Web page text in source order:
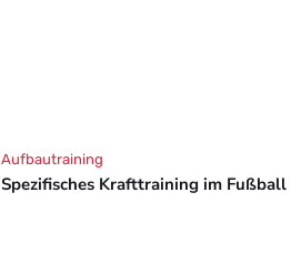
Spezifisches Krafttraining im Fußball
Aufbautraining